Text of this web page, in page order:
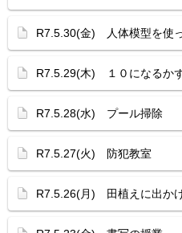
R7.5.30(金) 人体模型を使
R7.5.29(木) １０になるか
R7.5.28(水) プール掃除
R7.5.27(火) 防犯教室
R7.5.26(月) 田植えに出か